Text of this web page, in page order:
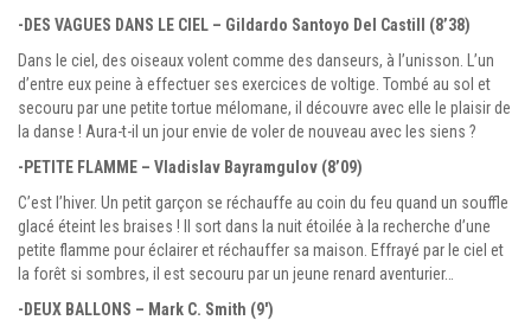
-DES VAGUES DANS LE CIEL – Gildardo Santoyo Del Castill (8’38)
Dans le ciel, des oiseaux volent comme des danseurs, à l’unisson. L’un
d’entre eux peine à effectuer ses exercices de voltige. Tombé au sol et
secouru par une petite tortue mélomane, il découvre avec elle le plaisir de
la danse ! Aura-t-il un jour envie de voler de nouveau avec les siens ?
-PETITE FLAMME – Vladislav Bayramgulov (8’09)
C’est l’hiver. Un petit garçon se réchauffe au coin du feu quand un souffle
glacé éteint les braises ! Il sort dans la nuit étoilée à la recherche d’une
petite flamme pour éclairer et réchauffer sa maison. Effrayé par le ciel et
la forêt si sombres, il est secouru par un jeune renard aventurier…
-DEUX BALLONS – Mark C. Smith (9′)